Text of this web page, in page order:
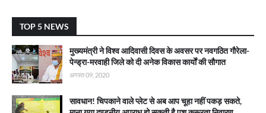
TOP 5 NEWS
मुख्यमंत्री ने विश्व आदिवासी दिवस के अवसर पर नवगठित गौरेला-
पेन्ड्रा-मरवाही जिले को दी अनेक विकास कार्याें की सौगात
अगस्त 09, 2020
सावधान! चिपकाने वाले प्लेट से अब आप चूहा नहीं पकड़ सकते,